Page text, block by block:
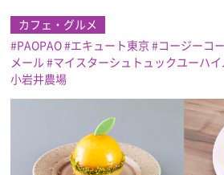
カフェ・グルメ
エンタメ
ライフスタイル
プレゼント
カフェ・グルメ
PAOPAO エキュート東京 コージーコ
メール マイスターシュトュックユーハイ
小岩井農場